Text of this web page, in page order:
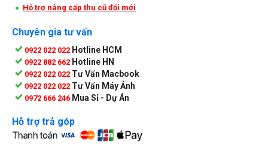
Hỗ trợ nâng cấp thu cũ đổi mới
Chuyên gia tư vấn
0922 022 022 Hotline HCM
0922 882 662 Hotline HN
0922 022 022 Tư Vấn Macbook
0922 022 022 Tư Vấn Máy Ảnh
0972 666 246 Mua Sỉ - Dự Án
Hỗ trợ trả góp